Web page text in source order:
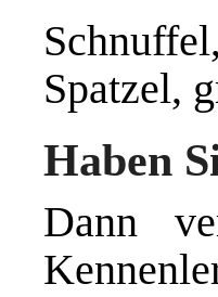
Spatzel,
Haben
Dann